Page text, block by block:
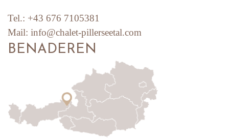
Tel.: +43 676 7105381
Mail: info@chalet-pillerseetal.com
BENADEREN